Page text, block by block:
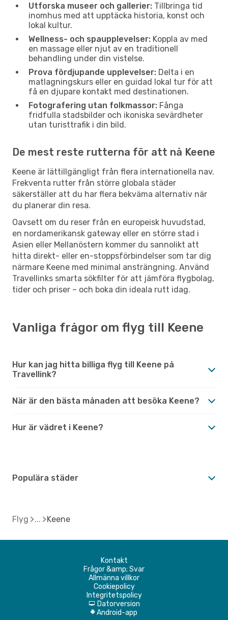
Utforska museer och gallerier: Tillbringa tid
inomhus med att upptäcka historia, konst och
lokal kultur.
Wellness- och spaupplevelser: Koppla av med
en massage eller njut av en traditionell
behandling under din vistelse.
Prova fördjupande upplevelser: Delta i en
matlagningskurs eller en guidad lokal tur för att
få en djupare kontakt med destinationen.
Fotografering utan folkmassor: Fånga
fridfulla stadsbilder och ikoniska sevärdheter
utan turisttrafik i din bild.
De mest reste rutterna för att nå Keene
Keene är lättillgängligt från flera internationella nav.
Frekventa rutter från större globala städer
säkerställer att du har flera bekväma alternativ när
du planerar din resa.
Oavsett om du reser från en europeisk huvudstad,
en nordamerikansk gateway eller en större stad i
Asien eller Mellanöstern kommer du sannolikt att
hitta direkt- eller en-stoppsförbindelser som tar dig
närmare Keene med minimal ansträngning. Använd
Travellinks smarta sökfilter för att jämföra flygbolag,
tider och priser – och boka din ideala rutt idag.
Vanliga frågor om flyg till Keene
Hur kan jag hitta billiga flyg till Keene på
Travellink?
När är den bästa månaden att besöka Keene?
Hur är vädret i Keene?
Populära städer
Flyg Keene
Kontakt
Frågor &amp; Svar
Allmänna villkor
Cookiepolicy
Integritetspolicy
d Datorversion
A Android-app